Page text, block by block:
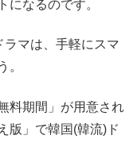
になるのです。
ラマは、手軽にスマ
。
料期間」が用意され
版」で韓国(韓流)ド